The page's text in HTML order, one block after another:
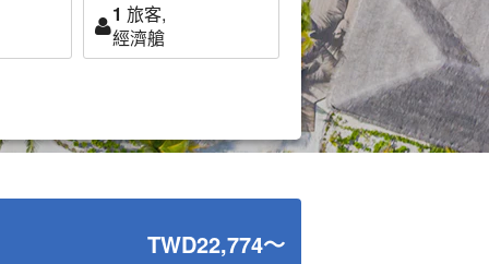
1 旅客,
經濟艙
TWD22,774～